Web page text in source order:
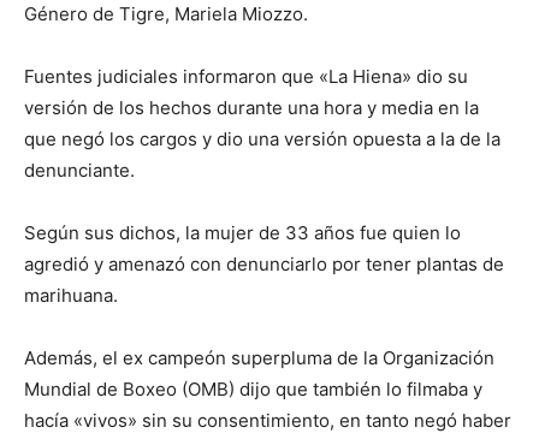
Género de Tigre, Mariela Miozzo.
Fuentes judiciales informaron que «La Hiena» dio su
versión de los hechos durante una hora y media en la
que negó los cargos y dio una versión opuesta a la de la
denunciante.
Según sus dichos, la mujer de 33 años fue quien lo
agredió y amenazó con denunciarlo por tener plantas de
marihuana.
Además, el ex campeón superpluma de la Organización
Mundial de Boxeo (OMB) dijo que también lo filmaba y
hacía «vivos» sin su consentimiento, en tanto negó haber